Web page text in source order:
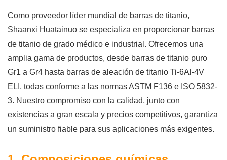
Como proveedor líder mundial de barras de titanio,
Shaanxi Huatainuo se especializa en proporcionar barras
de titanio de grado médico e industrial. Ofrecemos una
amplia gama de productos, desde barras de titanio puro
Gr1 a Gr4 hasta barras de aleación de titanio Ti-6Al-4V
ELI, todas conforme a las normas ASTM F136 e ISO 5832-
3. Nuestro compromiso con la calidad, junto con
existencias a gran escala y precios competitivos, garantiza
un suministro fiable para sus aplicaciones más exigentes.